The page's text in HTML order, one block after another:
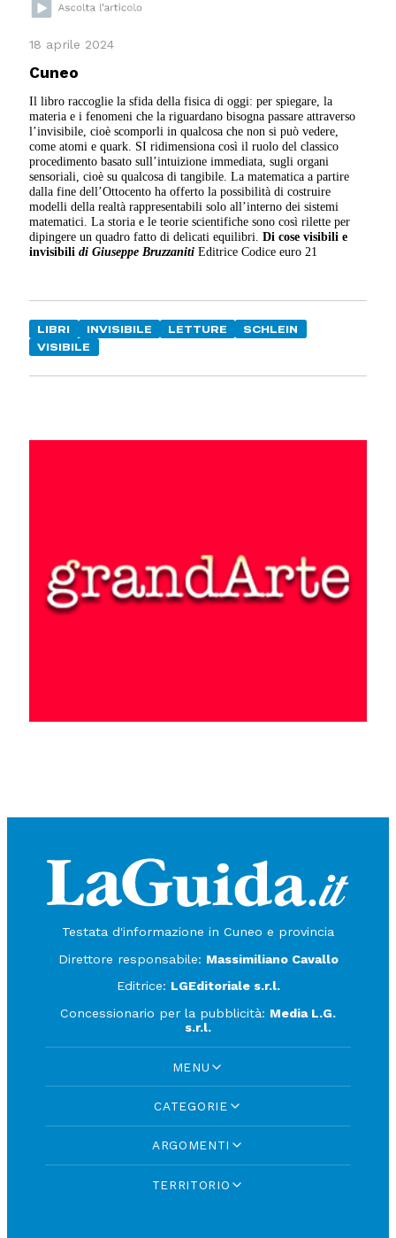
18 aprile 2024
Cuneo
Il libro raccoglie la sfida della fisica di oggi: per spiegare, la
materia e i fenomeni che la riguardano bisogna passare attraverso
l’invisibile, cioè scomporli in qualcosa che non si può vedere,
come atomi e quark. SI ridimensiona così il ruolo del classico
procedimento basato sull’intuizione immediata, sugli organi
sensoriali, cioè su qualcosa di tangibile. La matematica a partire
dalla fine dell’Ottocento ha offerto la possibilità di costruire
modelli della realtà rappresentabili solo all’interno dei sistemi
matematici. La storia e le teorie scientifiche sono così rilette per
dipingere un quadro fatto di delicati equilibri.Di cose visibili e
invisibili di Giuseppe Bruzzaniti Editrice Codice euro 21
LIBRI INVISIBILE LETTURE
SCHLEIN
VISIBILE
Testata d'informazione in Cuneo e provincia
Direttore responsabile: Massimiliano Cavallo
Editrice: LGEditoriale s.r.l.
Concessionario per la pubblicità: Media L.G.
s.r.l.
MENU
CATEGORIE
ARGOMENTI
TERRITORIO